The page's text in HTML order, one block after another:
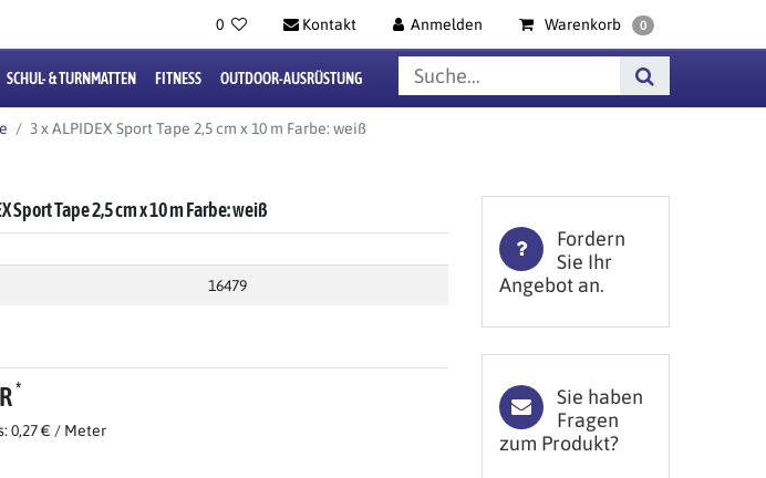
0 Kontakt Anmelden Warenkorb 0
SCHUL- & TURNMATTEN FITNESS OUTDOOR-AUSRÜSTUNG
3 x ALPIDEX Sport Tape 2,5 cm x 10 m Farbe: weiß
Sport Tape 2,5 cm x 10 m Farbe: weiß
16479
*
0,27 € / Meter
Fordern
Sie Ihr
Angebot an.
Sie haben
Fragen
zum Produkt?